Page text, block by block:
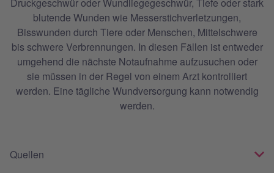
blutende Wunden wie Messerstichverletzungen,
Bisswunden durch Tiere oder Menschen, Mittelschwere
bis schwere Verbrennungen. In diesen Fällen ist entweder
umgehend die nächste Notaufnahme aufzusuchen oder
sie müssen in der Regel von einem Arzt kontrolliert
werden. Eine tägliche Wundversorgung kann notwendig
werden.
Quellen